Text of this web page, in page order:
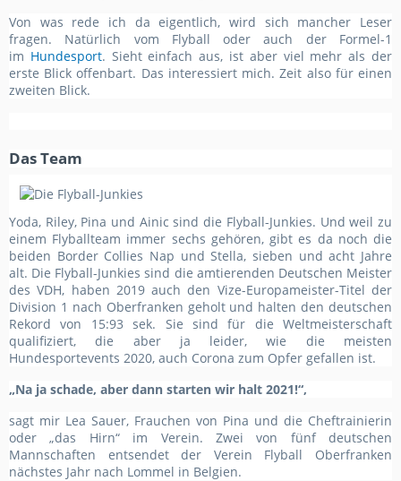
Von was rede ich da eigentlich, wird sich mancher Leser
fragen. Natürlich vom Flyball oder auch der Formel-1
im Hundesport. Sieht einfach aus, ist aber viel mehr als der
erste Blick offenbart. Das interessiert mich. Zeit also für einen
zweiten Blick.
Das Team
Yoda, Riley, Pina und Ainic sind die Flyball-Junkies. Und weil zu
einem Flyballteam immer sechs gehören, gibt es da noch die
beiden Border Collies Nap und Stella, sieben und acht Jahre
alt. Die Flyball-Junkies sind die amtierenden Deutschen Meister
des VDH, haben 2019 auch den Vize-Europameister-Titel der
Division 1 nach Oberfranken geholt und halten den deutschen
Rekord von 15:93 sek. Sie sind für die Weltmeisterschaft
qualifiziert, die aber ja leider, wie die meisten
Hundesportevents 2020, auch Corona zum Opfer gefallen ist.
„Na ja schade, aber dann starten wir halt 2021!“,
sagt mir Lea Sauer, Frauchen von Pina und die Cheftrainierin
oder „das Hirn“ im Verein. Zwei von fünf deutschen
Mannschaften entsendet der Verein Flyball Oberfranken
nächstes Jahr nach Lommel in Belgien.